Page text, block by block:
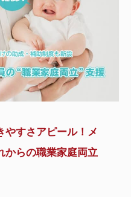
やすさアピール！メ
からの職業家庭両立